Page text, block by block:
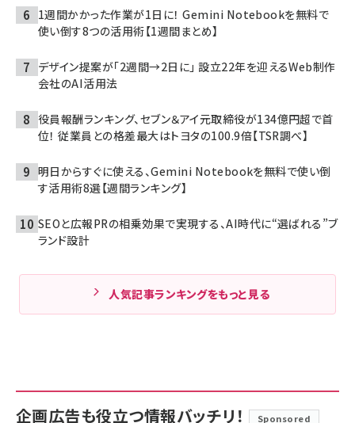
1週間かかった作業が1日に！ Gemini Notebookを無料で
使い倒す8つの活用術【1週間まとめ】
デザイン提案が「2週間→2日に」 設立22年を迎えるWeb制作
会社のAI活用法
役員報酬ランキング、セブン＆アイ元取締役が134億円超で首
位！ 従業員との格差最大はトヨタの100.9倍【TSR調べ】
明日からすぐに使える、Gemini Notebookを無料で使い倒
す活用術8選【週間ランキング】
SEOと広報PRの相乗効果で実現する、AI時代に“選ばれる”ブ
ランド設計
人気記事ランキングをもっと見る
企画広告も役立つ情報バッチリ！ Sponsored